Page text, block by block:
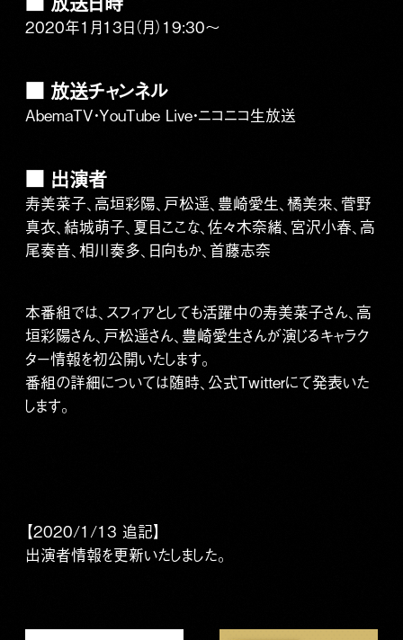
2020年1月13日（月）19:30〜
■ 放送チャンネル
AbemaTV・YouTube Live・ニコニコ生放送
■ 出演者
寿美菜子、高垣彩陽、戸松遥、豊崎愛生、橘美來、菅野
真衣、結城萌子、夏目ここな、佐々木奈緒、宮沢小春、高
尾奏音、相川奏多、日向もか、首藤志奈
本番組では、スフィアとしても活躍中の寿美菜子さん、高
垣彩陽さん、戸松遥さん、豊崎愛生さんが演じるキャラク
ター情報を初公開いたします。
番組の詳細については随時、公式Twitterにて発表いた
します。
【2020/1/13 追記】
出演者情報を更新いたしました。